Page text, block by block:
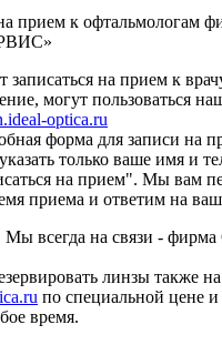
прием к офтальмологам
записаться на прием к
могут пользоваться
optica.ru
форма для записи на
только ваше имя и
на прием". Мы вам
приема и ответим на
Мы всегда на связи - фирма
линзы также
по специальной цене
время.